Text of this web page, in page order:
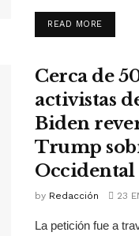
READ MORE
Cerca de
activistas
Biden
Trump
Occidental
by Redacción 23
La petición fue a